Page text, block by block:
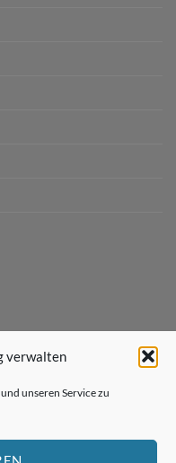
verwalten
unseren Service zu